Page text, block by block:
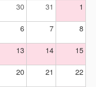
30 31 1
6 7 8
13 14 15
20 21 22